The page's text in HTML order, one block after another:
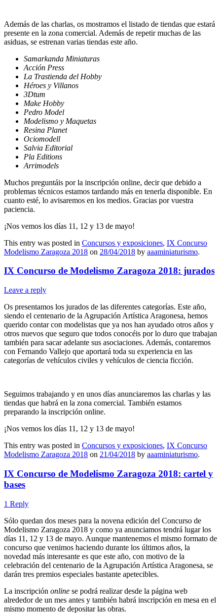
Además de las charlas, os mostramos el listado de tiendas que estará
presente en la zona comercial. Además de repetir muchas de las
asiduas, se estrenan varias tiendas este año.
Samarkanda Miniaturas
Acción Press
La Trastienda del Hobby
Héroes y Villanos
3Dtum
Make Hobby
Pedro Model
Modelismo y Maquetas
Resina Planet
Ociomodell
Salvia Editorial
Pla Editions
Arrimodels
Muchos preguntáis por la inscripción online, decir que debido a
problemas técnicos estamos tardando más en tenerla disponible. En
cuanto esté, lo avisaremos en los medios. Gracias por vuestra
paciencia.
¡Nos vemos los días 11, 12 y 13 de mayo!
This entry was posted in Concursos y exposiciones, IX Concurso
Modelismo Zaragoza 2018 on 28/04/2018 by aaaminiaturismo.
IX Concurso de Modelismo Zaragoza 2018: jurados
Leave a reply
Os presentamos los jurados de las diferentes categorías. Este año,
siendo el centenario de la Agrupación Artística Aragonesa, hemos
querido contar con modelistas que ya nos han ayudado otros años y
otros nuevos que seguro que todos conocéis por lo duro que trabajan
también para sacar adelante sus asociaciones. Además, contaremos
con Fernando Vallejo que aportará toda su experiencia en las
categorías de vehículos civiles y vehículos de ciencia ficción.
Seguimos trabajando y en unos días anunciaremos las charlas y las
tiendas que habrá en la zona comercial. También estamos
preparando la inscripción online.
¡Nos vemos los días 11, 12 y 13 de mayo!
This entry was posted in Concursos y exposiciones, IX Concurso
Modelismo Zaragoza 2018 on 21/04/2018 by aaaminiaturismo.
IX Concurso de Modelismo Zaragoza 2018: cartel y
bases
1 Reply
Sólo quedan dos meses para la novena edición del Concurso de
Modelismo Zaragoza 2018 y como ya anunciamos tendrá lugar los
días 11, 12 y 13 de mayo. Aunque mantenemos el mismo formato de
concurso que venimos haciendo durante los últimos años, la
novedad más interesante es que este año, con motivo de la
celebración del centenario de la Agrupación Artística Aragonesa, se
darán tres premios especiales bastante apetecibles.
La inscripción online se podrá realizar desde la página web
alrededor de un mes antes y también habrá inscripción en mesa en el
mismo momento de depositar las obras.